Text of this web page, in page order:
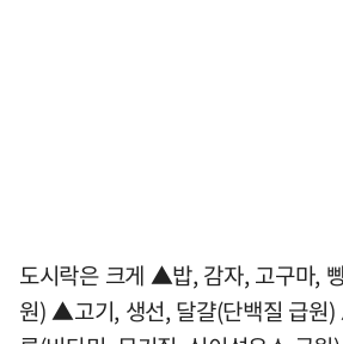
도시락은 크게 ▲밥, 감자, 고구마,
원) ▲고기, 생선, 달걀(단백질 급원